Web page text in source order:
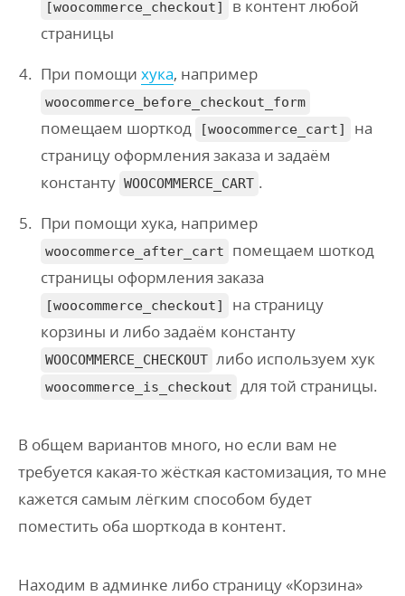
[woocommerce_checkout]
в контент любой
страницы
При помощи хука, например
woocommerce_before_checkout_form
помещаем шорткод [woocommerce_cart]
на
страницу оформления заказа и задаём
константу WOOCOMMERCE_CART .
При помощи хука, например
woocommerce_after_cart
помещаем шоткод
страницы оформления заказа
[woocommerce_checkout]
на страницу
корзины и либо задаём константу
WOOCOMMERCE_CHECKOUT либо используем хук
woocommerce_is_checkout для той страницы.
В общем вариантов много, но если вам не
требуется какая-то жёсткая кастомизация, то мне
кажется самым лёгким способом будет
поместить оба шорткода в контент.
Находим в админке либо страницу «Корзина»